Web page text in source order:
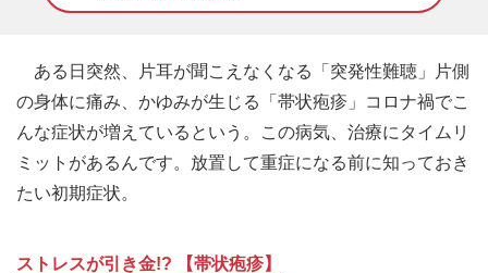
ある日突然、片耳が聞こえなくなる「突発性難聴」片側
の身体に痛み、かゆみが生じる「帯状疱疹」コロナ禍でこ
んな症状が増えているという。この病気、治療にタイムリ
ミットがあるんです。放置して重症になる前に知っておき
たい初期症状。
ストレスが引き金!? 【帯状疱疹】